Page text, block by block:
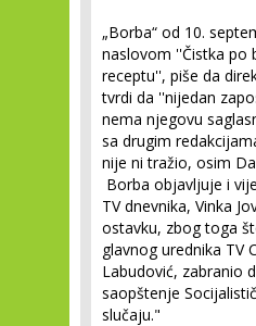
„Borba“ od 10.
naslovom ''Čistka po
receptu'', piše da
tvrdi da ''nijedan
nema njegovu
sa drugim
nije ni tražio, osim
Borba objavljuje i
TV dnevnika, Vinka
ostavku, zbog toga
glavnog urednika TV
Labudović, zabranio
saopštenje
slučaju."